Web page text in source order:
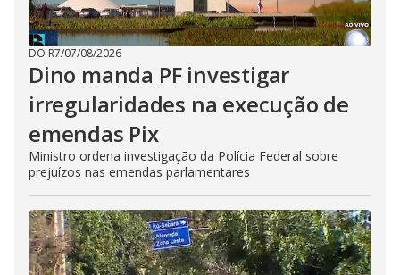
DO R7/07/08/2026
Dino manda PF investigar
irregularidades na execução de
emendas Pix
Ministro ordena investigação da Polícia Federal sobre
prejuízos nas emendas parlamentares